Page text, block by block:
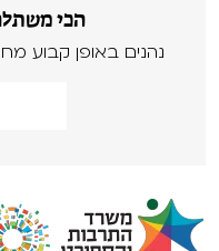
הכי
נהנים באופן קבוע